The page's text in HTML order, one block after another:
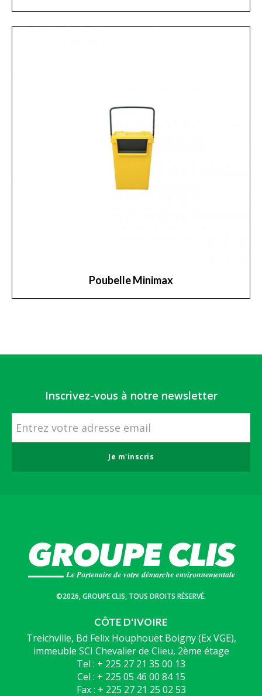
Poubelle Minimax
Inscrivez-vous à notre newsletter
Je m'inscris
©2026, GROUPE CLIS, TOUS DROITS RÉSERVÉ.
CÔTE D'IVOIRE
Treichville, Bd Felix Houphouët Boigny (Ex VGE),
immeuble SCI Chevalier de Clieu, 2ème étage
Tel : + 225 27 21 35 00 13
Cel : + 225 05 46 00 84 15
Fax : + 225 27 21 25 02 53